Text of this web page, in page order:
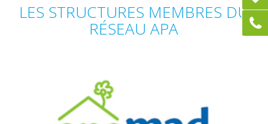
LES STRUCTURES MEMBRES DU
RÉSEAU APA